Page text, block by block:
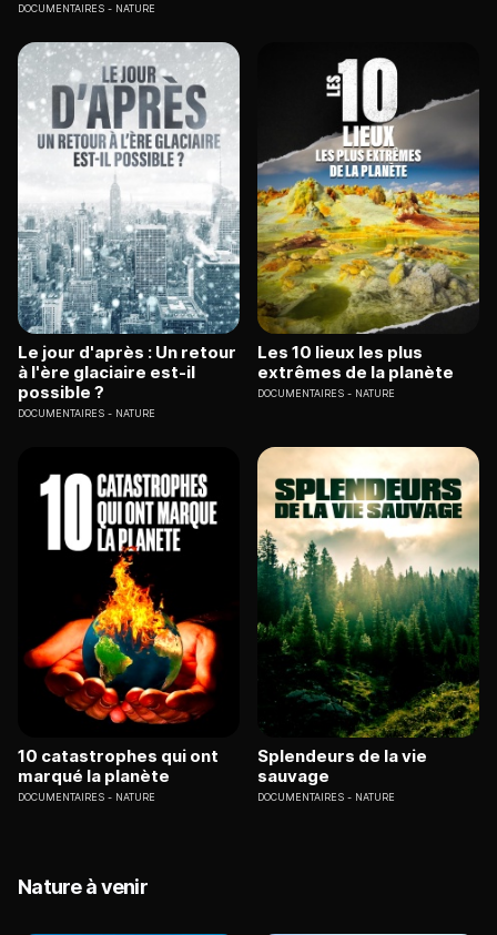
DOCUMENTAIRES NATURE
Le jour d'après : Un retour
à l'ère glaciaire est-il
possible ?
DOCUMENTAIRES NATURE
Les 10 lieux les plus
extrêmes de la planète
DOCUMENTAIRES NATURE
10 catastrophes qui ont
marqué la planète
DOCUMENTAIRES NATURE
Splendeurs de la vie
sauvage
DOCUMENTAIRES NATURE
Nature à venir